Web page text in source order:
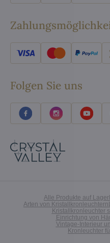
Folgen Sie uns
Alle Produkte auf Lager
Arten von Kristallkronleuchtern
Kristallkronleuchter
Einrichtung von
Vintage-Interieur
Kronleuchter